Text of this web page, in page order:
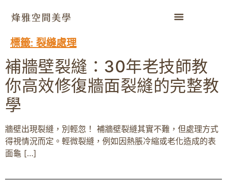
標籤: 裂縫處理
補牆壁裂縫：30年老技師教
你高效修復牆面裂縫的完整教
學
牆壁出現裂縫，別輕忽！ 補牆壁裂縫其實不難，但處理方式
得視情況而定。輕微裂縫，例如因熱脹冷縮或老化造成的表
面龜 […]